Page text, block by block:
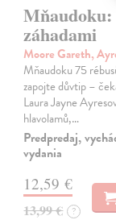
záhadami
Moore Gareth,
Mňaudoku 75
zapojte důvtip –
Laura Jayne
hlavolamů,…
Predpredaj,
vydania
12,59 €
13,99 € ?